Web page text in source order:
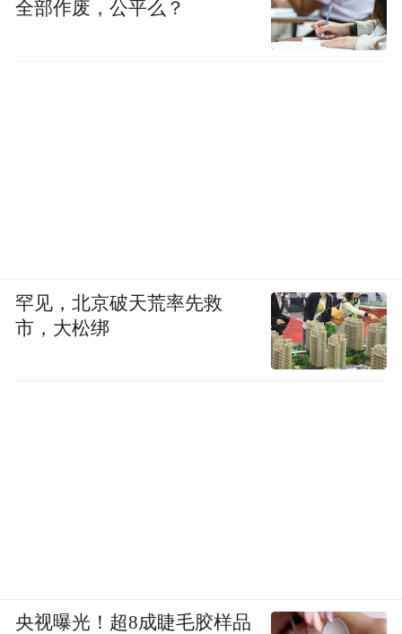
全部作废，公平么？
罕见，北京破天荒率先救
市，大松绑
央视曝光！超8成睫毛胶样品